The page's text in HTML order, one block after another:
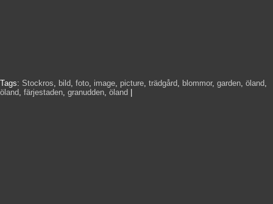
Tags: Stockros, bild, foto, image, picture, trädgård, blommor, garden, öland,
öland, färjestaden, granudden, öland